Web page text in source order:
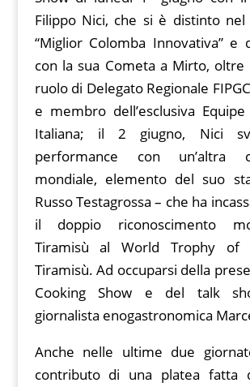
Filippo Nici, che si è distinto
“Miglior Colomba Innovativa” e
con la sua Cometa a Mirto,
ruolo di Delegato Regionale
e membro dell’esclusiva Equipe
Italiana; il 2 giugno, Nici
performance con un’altra
mondiale, elemento del suo
Russo Testagrossa – che ha
il doppio riconoscimento
Tiramisù al World Trophy of
Tiramisù. Ad occuparsi della
Cooking Show e del talk
giornalista enogastronomica
Anche nelle ultime due
contributo di una platea fatta